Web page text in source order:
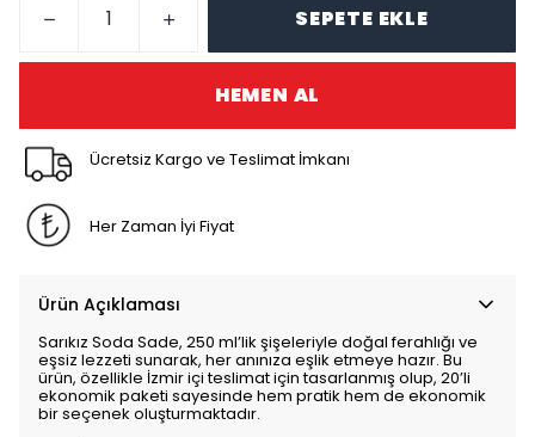
SEPETE EKLE
HEMEN AL
Ücretsiz Kargo ve Teslimat İmkanı
Her Zaman İyi Fiyat
Ürün Açıklaması
Sarıkız Soda Sade, 250 ml’lik şişeleriyle doğal ferahlığı ve
eşsiz lezzeti sunarak, her anınıza eşlik etmeye hazır. Bu
ürün, özellikle İzmir içi teslimat için tasarlanmış olup, 20’li
ekonomik paketi sayesinde hem pratik hem de ekonomik
bir seçenek oluşturmaktadır.